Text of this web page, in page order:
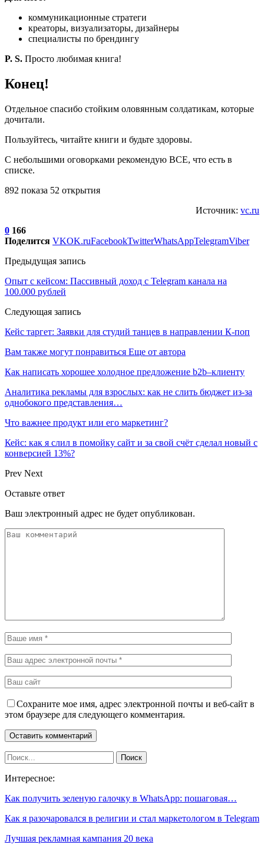
коммуникационные стратеги
креаторы, визуализаторы, дизайнеры
специалисты по брендингу
P. S. Просто любимая книга!
Конец!
Отдельное спасибо стойким оловянным солдатикам, которые
дочитали.
Пользуйтесь, читайте книги и будьте здоровы.
С небольшими оговорками рекомендую ВСЕ, что есть в
списке.
892 показа 52 открытия
Источник: vc.ru
0 166
Поделится VKOK.ruFacebookTwitterWhatsAppTelegramViber
Предыдущая запись
Опыт с кейсом: Пассивный доход с Telegram канала на
100.000 рублей
Следующая запись
Кейс таргет: Заявки для студий танцев в направлении К-поп
Вам также могут понравиться Еще от автора
Как написать хорошее холодное предложение b2b–клиенту
Аналитика рекламы для взрослых: как не слить бюджет из-за
однобокого представления…
Что важнее продукт или его маркетинг?
Кейс: как я слил в помойку сайт и за свой счёт сделал новый с
конверсией 13%?
Prev Next
Оставьте ответ
Ваш электронный адрес не будет опубликован.
Сохраните мое имя, адрес электронной почты и веб-сайт в
этом браузере для следующего комментария.
Интересное:
Как получить зеленую галочку в WhatsApp: пошаговая…
Как я разочаровался в религии и стал маркетологом в Telegram
Лучшая рекламная кампания 20 века